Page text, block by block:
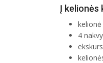
Į kelionės
4